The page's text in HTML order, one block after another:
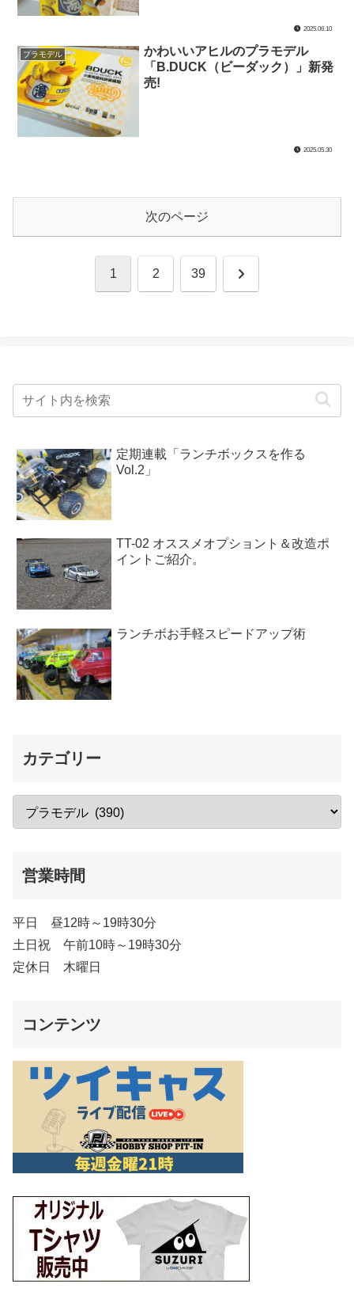
2025.06.10
プラモデル
かわいいアヒルのプラモデル
「B.DUCK（ビーダック）」新発
売!
2025.05.30
次のページ
1 2 39 次
定期連載「ランチボックスを作る
Vol.2」
TT-02 オススメオプショント＆改造ポ
イントご紹介。
ランチボお手軽スピードアップ術
カテゴリー
営業時間
平日 昼12時～19時30分
土日祝 午前10時～19時30分
定休日 木曜日
コンテンツ